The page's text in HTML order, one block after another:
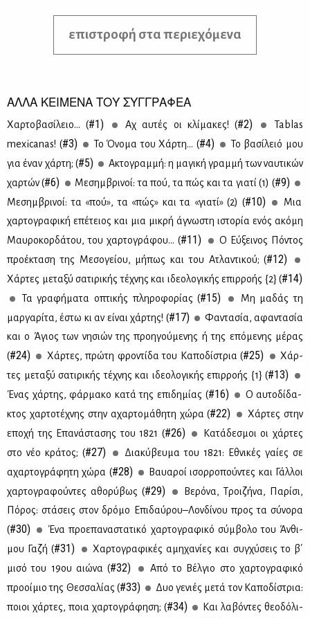
επιστροφή στα περιεχόμενα
ΑΛΛΑ ΚΕΙΜΕΝΑ ΤΟΥ ΣΥΓΓΡΑΦΕΑ
Χαρ­το­βα­σί­λειο... (#1) Αχ αυ­τές οι κλί­μα­κες! (#2)
Tablas
mexicanas! (#3) Το Όνο­μα του Χάρ­τη... (#4)
Το βα­σί­λειό μου
για έναν χάρ­τη; (#5)
Ακτο­γραμ­μή: η μα­γι­κή γραμ­μή των ναυ­τι­κών
χαρ­τών (#6) Mε­σημ­βρι­νοί: τα πού, τα πώς και τα για­τί (1) (#9)
Mε­σημ­βρι­νοί: τα «πού», τα «πώς» και τα «για­τί» (2) (#10)
Μια
χαρ­το­γρα­φι­κή επέ­τειος και μια μι­κρή άγνω­στη ιστο­ρία ενός ακό­μη
Μαυ­ρο­κορ­δά­του, του χαρ­το­γρά­φου... (#11)
O Εύ­ξει­νος Πό­ντος
προ­έ­κτα­ση της Με­σο­γεί­ου, μή­πως και του Ατλα­ντι­κού; (#12)
Χάρ­τες με­τα­ξύ σα­τι­ρι­κής τέ­χνης και ιδε­ο­λο­γι­κής επιρ­ρο­ής {2} (#14)
Τα γρα­φή­μα­τα οπτι­κής πλη­ρο­φο­ρί­ας (#15)
Mη μα­δάς τη
μαρ­γα­ρί­τα, έστω κι αν εί­ναι χάρ­της! (#17)
Φα­ντα­σία, αφα­ντα­σία
και ο Άγιος των νη­σιών της προη­γού­με­νης ή της επό­με­νης μέ­ρας
(#24) Χάρ­τες, πρώ­τη φρο­ντί­δα του Κα­πο­δί­στρια (#25)
Χάρ­
τες με­τα­ξύ σα­τι­ρι­κής τέ­χνης και ιδε­ο­λο­γι­κής επιρ­ρο­ής {1} (#13)
Ένας χάρ­της, φάρ­μα­κο κα­τά της επι­δη­μί­ας (#16)
O αυ­το­δί­δα­
κτος χαρ­το­τέ­χνης στην αχαρ­το­μά­θη­τη χώ­ρα (#22)
Χάρ­τες στην
επο­χή της Επα­νά­στα­σης του 1821 (#26)
Kα­τά­δε­σμοι οι χάρ­τες
στο νέο κρά­τος; (#27)
Δια­κύ­βευ­μα του 1821: Εθνι­κές γαί­ες σε
αχαρ­το­γρά­φη­τη χώ­ρα (#28)
Βαυα­ροί ισορ­ρο­πoύ­ντες και Γάλ­λοι
χαρ­το­γρα­φού­ντες αθο­ρύ­βως (#29)
Βε­ρό­να, Τροι­ζή­να, Πα­ρί­σι,
Πό­ρος: στά­σεις στον δρό­μο Επι­δαύ­ρου–Λον­δί­νου προς τα σύ­νο­ρα
(#30)
Ένα προ­ε­πα­να­στα­τι­κό χαρ­το­γρα­φι­κό σύμ­βο­λο του Άν­θι­
μου Γα­ζή (#31)
Χαρ­το­γρα­φι­κές αμη­χα­νί­ες και συγ­χύ­σεις το β΄
μι­σό του 19ου αιώ­να (#32)
Από το Βέλ­γιο στο χαρ­το­γρα­φι­κό
προ­οί­μιο της Θεσ­σα­λί­ας (#33)
Δυο γε­νιές με­τά τον Κα­πο­δί­στρια:
ποιοι χάρ­τες, ποια χαρ­το­γρά­φη­ση; (#34)
Και λα­βό­ντες θε­ο­δό­λι­